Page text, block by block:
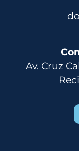
Av. Cruz